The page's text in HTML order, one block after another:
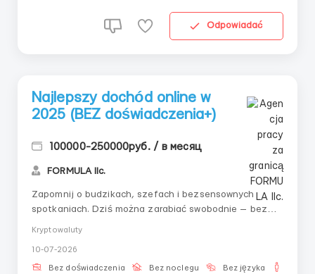
Odpowiadać
Najlepszy dochód online w
2025 (BEZ doświadczenia+)
100000-250000руб. / в месяц
FORMULA llc.
Zapomnij o budzikach, szefach i bezsensownych
spotkaniach. Dziś można zarabiać swobodnie — bez
się częścią nowego formatu życia, gdzie zarobek — to
nie praca, a wynik właściwego wyb...
Kryptowaluty
10-07-2026
Bez doświadczenia Bez noclegu Bez języka